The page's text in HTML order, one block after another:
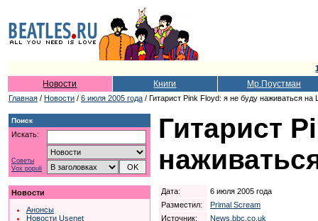
Новости Книги Мр.Поустман
Главная / Новости / 6 июля 2005 года / Гитарист Pink Floyd: я не буду наживаться на
Поиск
Искать:
Советы
Vox populi
Новости
Анонсы
Новости Usenet
Гитарист
Дата:
6 июля 2005 года
Разместил:
Primal Scream
Источник:
News.bbc.co.uk